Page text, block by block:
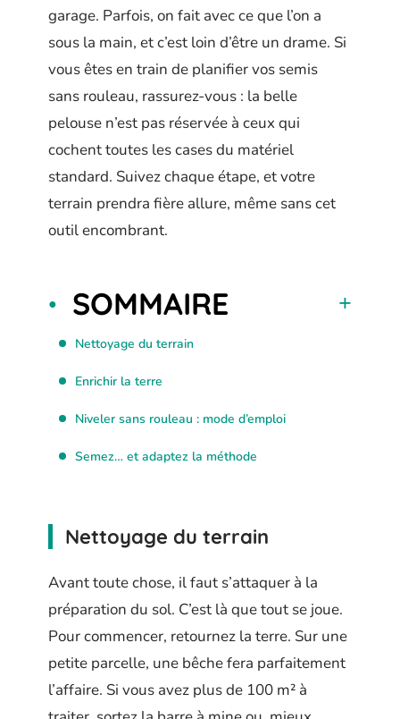
garage. Parfois, on fait avec ce que l’on a
sous la main, et c’est loin d’être un drame. Si
vous êtes en train de planifier vos semis
sans rouleau, rassurez-vous : la belle
pelouse n’est pas réservée à ceux qui
cochent toutes les cases du matériel
standard. Suivez chaque étape, et votre
terrain prendra fière allure, même sans cet
outil encombrant.
SOMMAIRE
Nettoyage du terrain
Enrichir la terre
Niveler sans rouleau : mode d’emploi
Semez… et adaptez la méthode
Nettoyage du terrain
Avant toute chose, il faut s’attaquer à la
préparation du sol. C’est là que tout se joue.
Pour commencer, retournez la terre. Sur une
petite parcelle, une bêche fera parfaitement
l’affaire. Si vous avez plus de 100 m² à